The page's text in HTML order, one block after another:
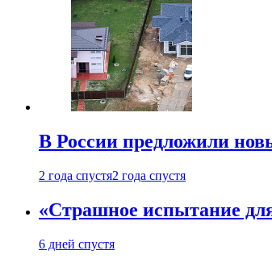
В России предложили
2 года спустя2 года спустя
«Страшное испытание
6 дней спустя